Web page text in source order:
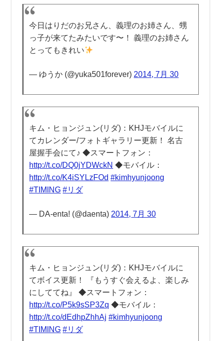
今日はりだのお兄さん、義理のお姉さん、甥
っ子が来てたみたいです〜！ 義理のお姉さん
とってもきれい
— ゆうか (@yuka501forever) 2014, 7月 30
キム・ヒョンジュン(リダ)：KHJモバイルに
てカレンダー/フォトギャラリー更新！ 名古
屋握手会にて♪ ◆スマートフォン：
http://t.co/DQ0jYDWckN ◆モバイル：
http://t.co/K4iSYLzFOd #kimhyunjoong
#TIMING #リダ
— DA-enta! (@daenta) 2014, 7月 30
キム・ヒョンジュン(リダ)：KHJモバイルに
てボイス更新！ 『もうすぐ会えるよ、楽しみ
にしててね』 ◆スマートフォン：
http://t.co/P5k9sSP3Zq ◆モバイル：
http://t.co/dEdhpZhhAj #kimhyunjoong
#TIMING #リダ